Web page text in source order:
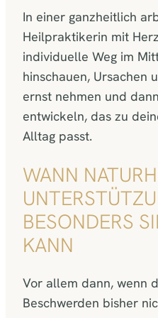
In einer ganzheitlich
Heilpraktikerin mit
individuelle Weg im
hinschauen, Ursachen
ernst nehmen und
entwickeln, das zu
Alltag passt.
WANN
BESONDERS
KANN
Vor allem dann, wenn
Beschwerden bisher